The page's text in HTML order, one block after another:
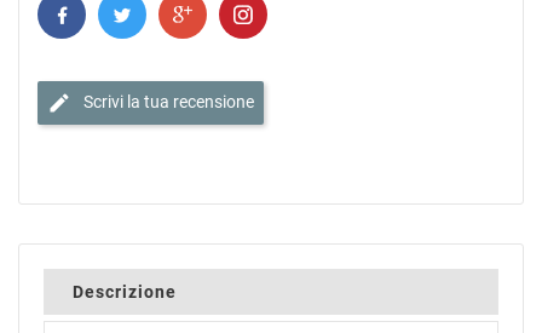
edit Scrivi la tua recensione
Descrizione